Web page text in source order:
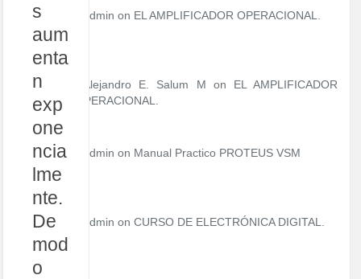
s
aum
enta
n
exp
one
ncia
lme
nte.
De
mod
o
admin on EL AMPLIFICADOR OPERACIONAL.
Alejandro E. Salum M on EL AMPLIFICADOR
OPERACIONAL.
admin on Manual Practico PROTEUS VSM
admin on CURSO DE ELECTRÓNICA DIGITAL.